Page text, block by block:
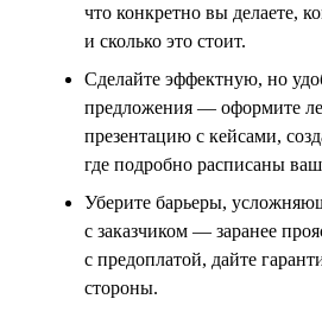
что конкретно вы делаете,
и сколько это стоит.
Сделайте эффектную, но
предложения — оформите
презентацию с кейсами,
где подробно расписаны
Уберите барьеры,
с заказчиком — заранее
с предоплатой, дайте
стороны.